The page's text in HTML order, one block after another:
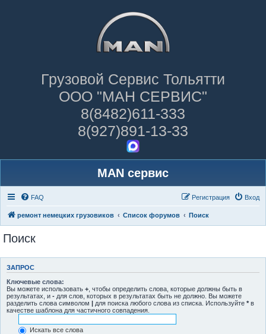
Грузовой Сервис Тольятти
ООО "МАН СЕРВИС"
8(8482)611-333
8(927)891-13-33
MAN сервис
FAQ Вход
Регистрация
ремонт немецких грузовиков Список форумов Поиск
Поиск
ЗАПРОС
Ключевые слова:
Вы можете использовать + , чтобы определить слова, которые должны быть в
результатах, и - для слов, которых в результатах быть не должно. Вы можете
разделить слова символом | для поиска любого слова из списка. Используйте * в
качестве шаблона для частичного совпадения.
Искать все слова